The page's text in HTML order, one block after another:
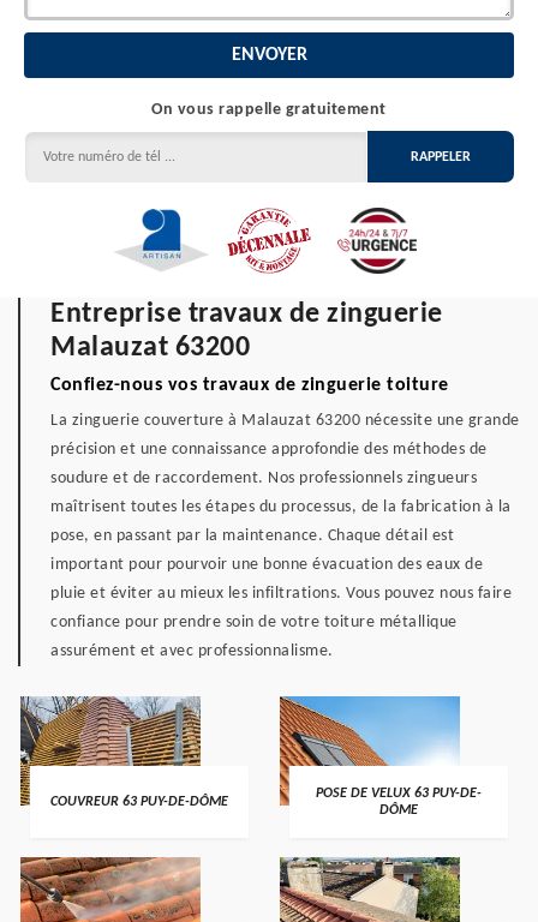
On vous rappelle gratuitement
Entreprise travaux de zinguerie
Malauzat 63200
Confiez-nous vos travaux de zinguerie toiture
La zinguerie couverture à Malauzat 63200 nécessite une grande
précision et une connaissance approfondie des méthodes de
soudure et de raccordement. Nos professionnels zingueurs
maîtrisent toutes les étapes du processus, de la fabrication à la
pose, en passant par la maintenance. Chaque détail est
important pour pourvoir une bonne évacuation des eaux de
pluie et éviter au mieux les infiltrations. Vous pouvez nous faire
confiance pour prendre soin de votre toiture métallique
assurément et avec professionnalisme.
COUVREUR 63 PUY-DE-DÔME
POSE DE VELUX 63 PUY-DE-
DÔME